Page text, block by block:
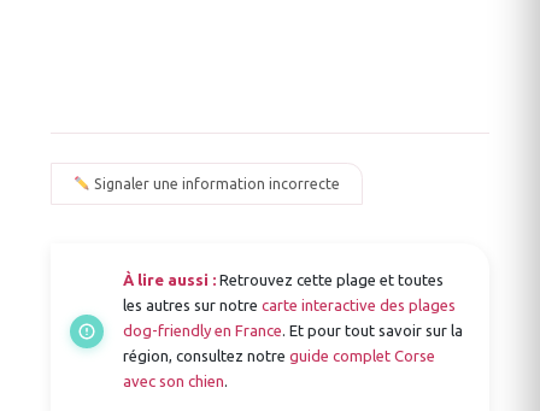
Signaler une information incorrecte
À lire aussi : Retrouvez cette plage et toutes
les autres sur notre carte interactive des plages
dog-friendly en France. Et pour tout savoir sur la
région, consultez notre guide complet Corse
avec son chien.